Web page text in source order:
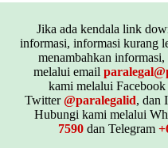
Jika ada kendala link
informasi, informasi kurang
menambahkan
melalui email
kami melalui Facebook
Twitter@paralegalid, dan
Hubungi kami melalui
7590dan Telegram